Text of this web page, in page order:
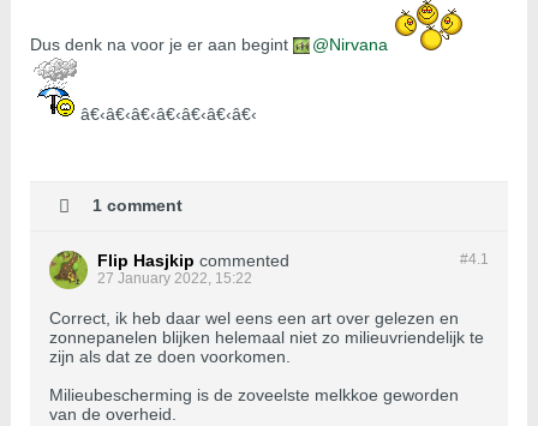
Dus denk na voor je er aan begint Nirvana
â€‹â€‹â€‹â€‹â€‹â€‹â€‹
1 comment
#4.1
Flip Hasjkip commented
27 January 2022, 15:22
Correct, ik heb daar wel eens een art over gelezen en
zonnepanelen blijken helemaal niet zo milieuvriendelijk te
zijn als dat ze doen voorkomen.
Milieubescherming is de zoveelste melkkoe geworden
van de overheid.